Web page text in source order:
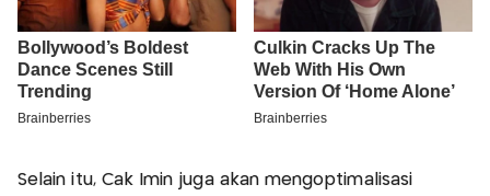
Selain itu, Cak Imin juga akan mengoptimalisasi